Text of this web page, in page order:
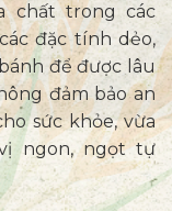
chất trong các
đặc tính dẻo,
để được lâu
đảm bảo an
sức khỏe, vừa
ngon, ngọt tự